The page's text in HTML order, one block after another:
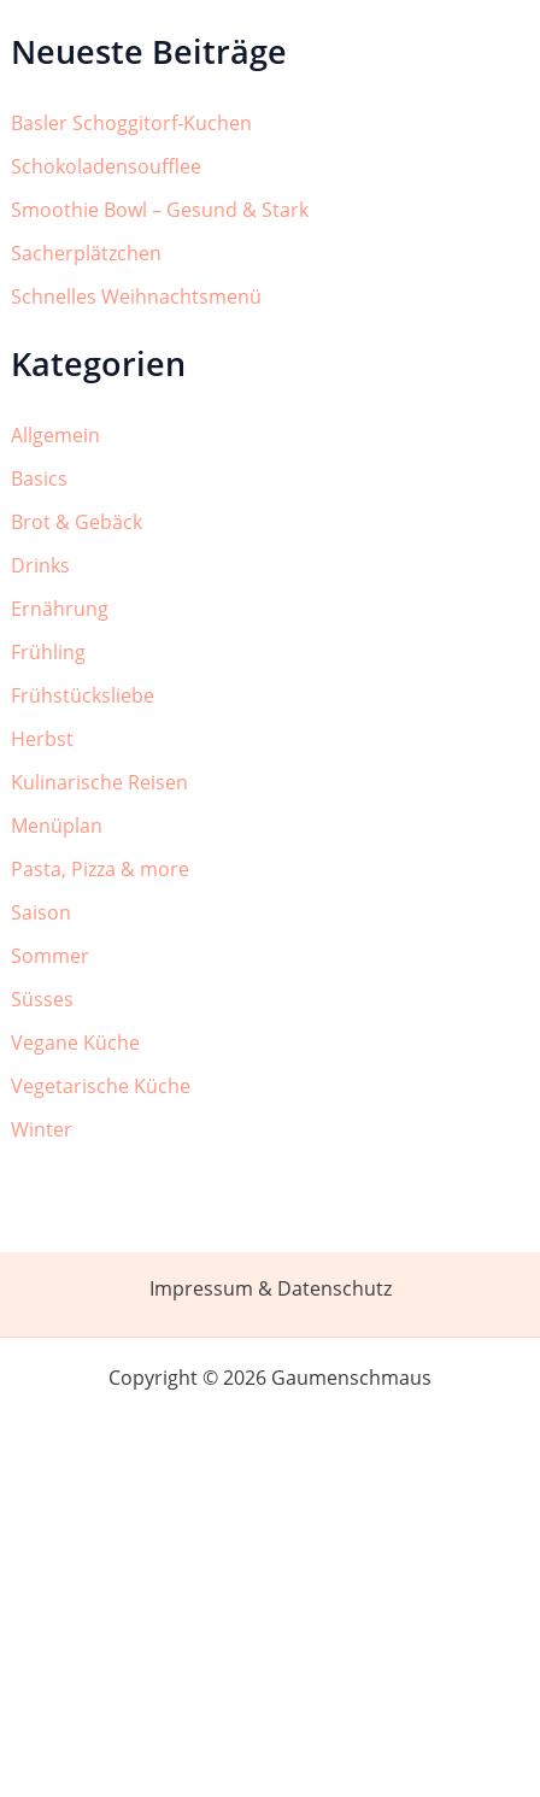
Neueste Beiträge
Basler Schoggitorf-Kuchen
Schokoladensoufflee
Smoothie Bowl – Gesund & Stark
Sacherplätzchen
Schnelles Weihnachtsmenü
Kategorien
Allgemein
Basics
Brot & Gebäck
Drinks
Ernährung
Frühling
Frühstücksliebe
Herbst
Kulinarische Reisen
Menüplan
Pasta, Pizza & more
Saison
Sommer
Süsses
Vegane Küche
Vegetarische Küche
Winter
Impressum & Datenschutz
Copyright © 2026 Gaumenschmaus